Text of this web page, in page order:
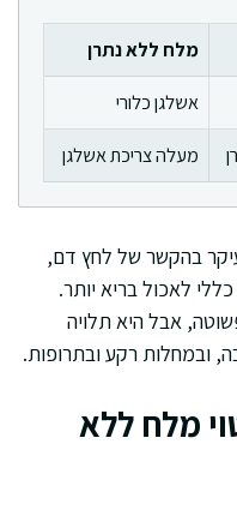
מלח ללא נתרן
אשלגן כלורי
מעלה צריכת אשלגן
בהקשר של לחץ דם,
לאכול בריא יותר.
אבל היא תלויה
ובמחלות רקע ובתרופות.
מלח ללא